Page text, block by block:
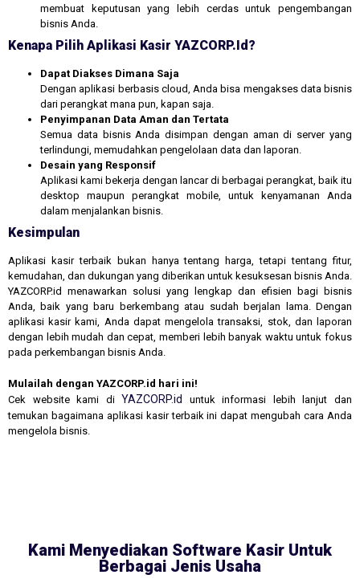
membuat keputusan yang lebih cerdas untuk pengembangan
bisnis Anda.
Kenapa Pilih Aplikasi Kasir YAZCORP.id?
Dapat Diakses Dimana Saja
Dengan aplikasi berbasis cloud, Anda bisa mengakses data bisnis
dari perangkat mana pun, kapan saja.
Penyimpanan Data Aman dan Tertata
Semua data bisnis Anda disimpan dengan aman di server yang
terlindungi, memudahkan pengelolaan data dan laporan.
Desain yang Responsif
Aplikasi kami bekerja dengan lancar di berbagai perangkat, baik itu
desktop maupun perangkat mobile, untuk kenyamanan Anda
dalam menjalankan bisnis.
Kesimpulan
Aplikasi kasir terbaik bukan hanya tentang harga, tetapi tentang fitur,
kemudahan, dan dukungan yang diberikan untuk kesuksesan bisnis Anda.
YAZCORP.id menawarkan solusi yang lengkap dan efisien bagi bisnis
Anda, baik yang baru berkembang atau sudah berjalan lama. Dengan
aplikasi kasir kami, Anda dapat mengelola transaksi, stok, dan laporan
dengan lebih mudah dan cepat, memberi lebih banyak waktu untuk fokus
pada perkembangan bisnis Anda.
Mulailah dengan YAZCORP.id hari ini!
Cek website kami di YAZCORP.id
untuk informasi lebih lanjut dan
temukan bagaimana aplikasi kasir terbaik ini dapat mengubah cara Anda
mengelola bisnis.
Kami Menyediakan Software Kasir Untuk
Berbagai Jenis Usaha